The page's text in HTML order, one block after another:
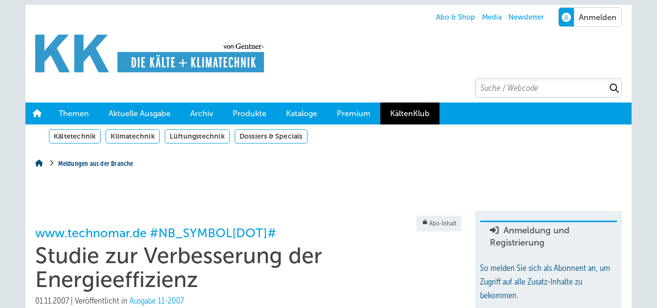
Hauptinhalt
Hauptmenü
Abo & Shop Media Newsletter
Search
Suchen
Themen Aktuelle Ausgabe Archiv Produkte Kataloge Premium KältenKlub
Kältetechnik Klimatechnik Lüftungstechnik Dossiers & Specials
Meldungen aus der Branche
Abo-Inhalt
www.technomar.de #NB_SYMBOL[DOT]#
Studie zur Verbesserung der
Energieeffizienz
01.11.2007 Veröffentlicht in Ausgabe 11-2007
Anmeldung und
Registrierung
So melden Sie sich als Abonnent an, um
Zugriff auf alle Zusatz-Inhalte zu
bekommen.